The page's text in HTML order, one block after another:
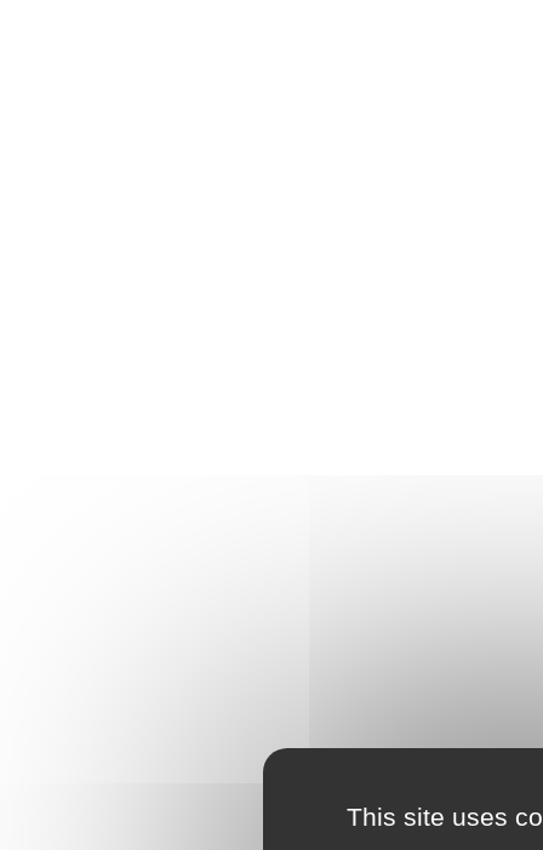
This site uses